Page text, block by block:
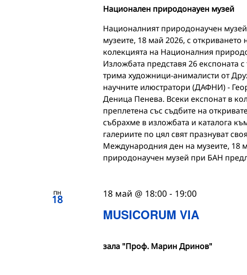
Национален природонауен музей
Националният природонаучен
музеите, 18 май 2026, с
колекцията на Националния
Изложбата представя 26 експоната
трима художници-анималисти от
научните илюстратори (ДАФНИ) -
Деница Пенева. Всеки експонат в
преплетена със съдбите на
събрахме в изложбата и каталога
галериите по цял свят празнуват
Международния ден на музеите, 18
природонаучен музей при БАН
пн
18
MUSICORUM VIA
18 май @ 18:00- 19:00
зала "Проф. Марин Дринов"